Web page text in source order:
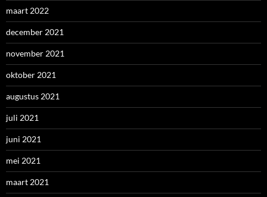
maart 2022
december 2021
november 2021
oktober 2021
augustus 2021
juli 2021
juni 2021
mei 2021
maart 2021